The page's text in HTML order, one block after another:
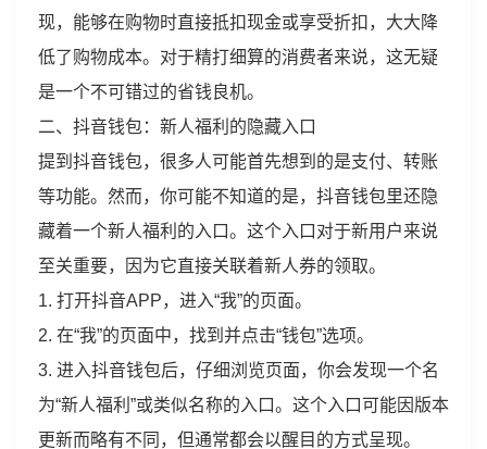
现，能够在购物时直接抵扣现金或享受折扣，大大降
低了购物成本。对于精打细算的消费者来说，这无疑
是一个不可错过的省钱良机。
二、抖音钱包：新人福利的隐藏入口
提到抖音钱包，很多人可能首先想到的是支付、转账
等功能。然而，你可能不知道的是，抖音钱包里还隐
藏着一个新人福利的入口。这个入口对于新用户来说
至关重要，因为它直接关联着新人券的领取。
1. 打开抖音APP，进入“我”的页面。
2. 在“我”的页面中，找到并点击“钱包”选项。
3. 进入抖音钱包后，仔细浏览页面，你会发现一个名
为“新人福利”或类似名称的入口。这个入口可能因版本
更新而略有不同，但通常都会以醒目的方式呈现。